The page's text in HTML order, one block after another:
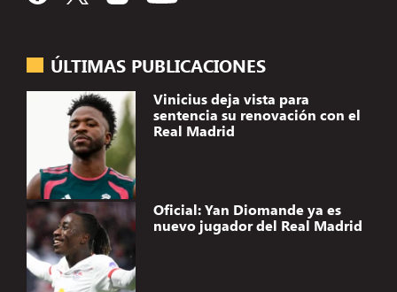
ÚLTIMAS PUBLICACIONES
Vinicius deja vista para
sentencia su renovación con el
Real Madrid
Oficial: Yan Diomande ya es
nuevo jugador del Real Madrid